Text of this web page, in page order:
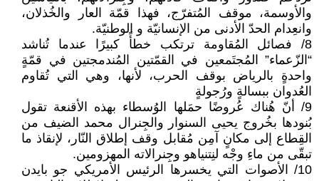
والأوسمة، موقف المُتفرّج، فهذا قمّة العار والخُذلان،
وانعِدام الحدّ الأدنى من الإنسانيّة و الوطنيّة.
8/ فصائل المُقاومة ترتكب خطأً كبيرًا عندما تُناشد
“الزّعماء” المُجتَمعين في القمّتين المُندمجتين في قمّةٍ
واحدةٍ بالرياض بوقف الحرب، لأنها، وهي التي تُقاوم
العُدوان ببسالةٍ ورُجولةٍ
9/ أنّ هُناك عُروضًا حمَلها الوُسطاء بهذه الأقنعة تقول
بُنودها بخُروج يحيى السنوار والجِنرال محمد الضيف من
القِطاع إلى مكانٍ آمِن مُقابل وقف إطلاق النّار، لإنقاذ ما
تبقّى من ماءِ وجْه لنِتنياهو وجِنرالاته المهزومين.
10/ الأصوات التي يخسرها الرئيس الأمريكي جو بايدن